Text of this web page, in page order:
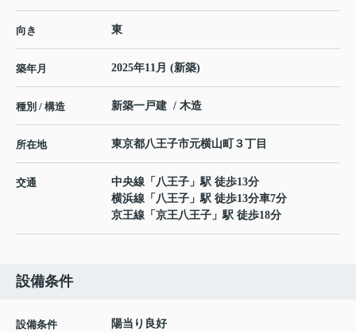
向き 東
築年月 2025年11月 (新築)
種別 / 構造 新築一戸建 / 木造
所在地 東京都八王子市元横山町 ３丁目
交通 中央線 「 八王子 」駅 徒歩13分
横浜線 「 八王子 」駅 徒歩13分車7分
京王線 「 京王八王子 」駅 徒歩18分
設備条件
設備条件
陽当り良好